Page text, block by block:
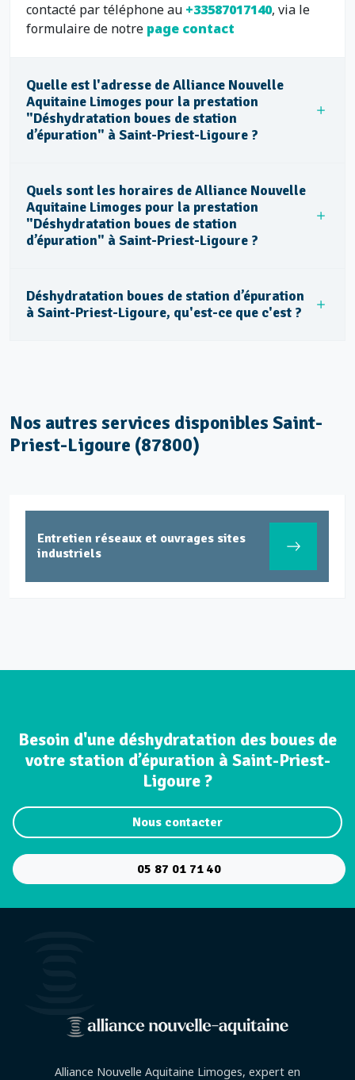
contacté par téléphone au +33587017140, via le
formulaire de notre page contact
Quelle est l'adresse de Alliance Nouvelle
Aquitaine Limoges pour la prestation
"Déshydratation boues de station
d’épuration" à Saint-Priest-Ligoure ?
Quels sont les horaires de Alliance Nouvelle
Aquitaine Limoges pour la prestation
"Déshydratation boues de station
d’épuration" à Saint-Priest-Ligoure ?
Déshydratation boues de station d’épuration
à Saint-Priest-Ligoure, qu'est-ce que c'est ?
Nos autres services disponibles Saint-
Priest-Ligoure (87800)
Entretien réseaux et ouvrages sites
industriels
Besoin d'une déshydratation des boues de
votre station d’épuration à Saint-Priest-
Ligoure ?
Nous contacter
05 87 01 71 40
Alliance Nouvelle Aquitaine Limoges, expert en